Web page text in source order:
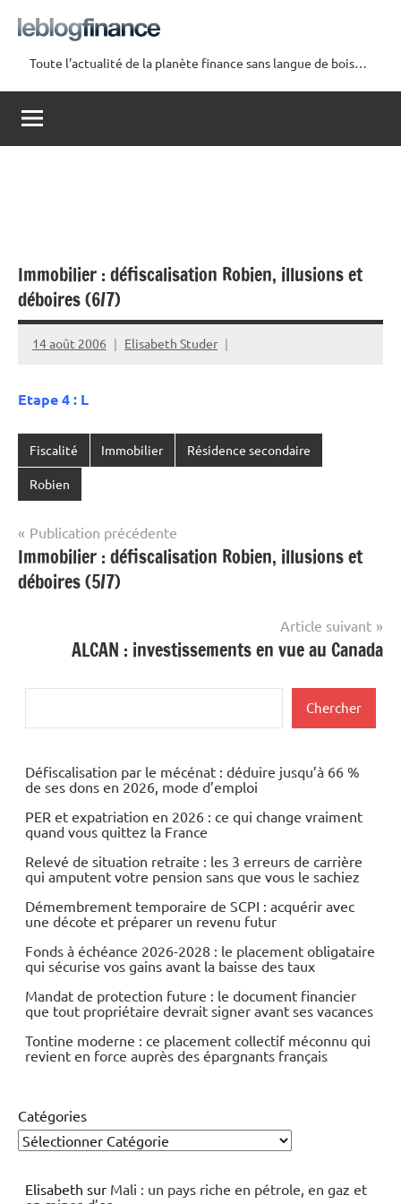
contenu
Le
Blog
Finance
Toute l'actualité de la planète finance sans langue de bois…
Immobilier : défiscalisation Robien, illusions et
déboires (6/7)
14 août 2006 Elisabeth Studer
Etape 4 : L
Fiscalité Immobilier Résidence secondaire
Robien
Navigation
de
l’article
Publication précédente
Immobilier : défiscalisation Robien, illusions et
déboires (5/7)
Article suivant
ALCAN : investissements en vue au Canada
Chercher
Défiscalisation par le mécénat : déduire jusqu’à 66 %
de ses dons en 2026, mode d’emploi
PER et expatriation en 2026 : ce qui change vraiment
quand vous quittez la France
Relevé de situation retraite : les 3 erreurs de carrière
qui amputent votre pension sans que vous le sachiez
Démembrement temporaire de SCPI : acquérir avec
une décote et préparer un revenu futur
Fonds à échéance 2026-2028 : le placement obligataire
qui sécurise vos gains avant la baisse des taux
Mandat de protection future : le document financier
que tout propriétaire devrait signer avant ses vacances
Tontine moderne : ce placement collectif méconnu qui
revient en force auprès des épargnants français
Catégories
Elisabeth sur Mali : un pays riche en pétrole, en gaz et